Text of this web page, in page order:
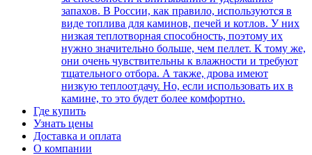
запахов. В России, как правило, используются в
виде топлива для каминов, печей и котлов. У них
низкая теплотворная способность, поэтому их
нужно значительно больше, чем пеллет. К тому же,
они очень чувствительны к влажности и требуют
тщательного отбора. А также, дрова имеют
низкую теплоотдачу. Но, если использовать их в
камине, то это будет более комфортно.
Где купить
Узнать цены
Доставка и оплата
О компании